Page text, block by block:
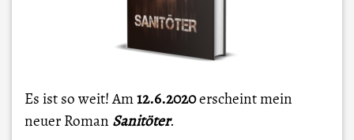
Es ist so weit! Am12.6.2020erscheint mein
neuer Roman Sanitöter.